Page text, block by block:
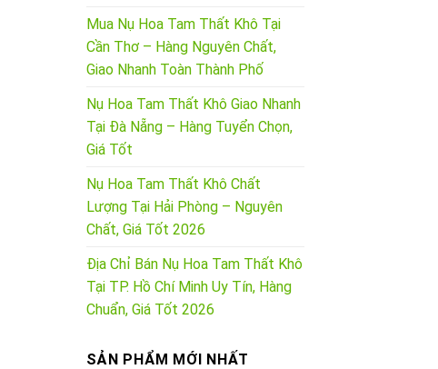
Mua Nụ Hoa Tam Thất Khô Tại
Cần Thơ – Hàng Nguyên Chất,
Giao Nhanh Toàn Thành Phố
Nụ Hoa Tam Thất Khô Giao Nhanh
Tại Đà Nẵng – Hàng Tuyển Chọn,
Giá Tốt
Nụ Hoa Tam Thất Khô Chất
Lượng Tại Hải Phòng – Nguyên
Chất, Giá Tốt 2026
Địa Chỉ Bán Nụ Hoa Tam Thất Khô
Tại TP. Hồ Chí Minh Uy Tín, Hàng
Chuẩn, Giá Tốt 2026
SẢN PHẨM MỚI NHẤT